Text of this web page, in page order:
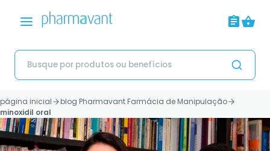
página inicial
blog Pharmavant Farmácia de Manipulação
minoxidil oral